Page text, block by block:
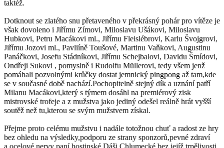
taktéž.
Dotknout se zlatého snu přetaveného v překrásný pohár pro vítěze je
však dovoleno i Jiřímu Zímovi, Miloslavu Ušákovi, Miloslavu
Hubkovi, Petru Macákovi ml., Jiřímu Fleislébrovi, Karlu Švojgrovi,
Jiřímu Jozovi ml., Pavliíně Toušové, Martinu Vaňkovi, Augustinu
Panáčkovi, Josefu Stádníkovi, Jiřímu Schejbalovi, Davidu Šmídovi,
Ondřeji Sukovi , pomyslně i Rudolfu Müllerovi, tedy všem jenž
pomáhali pozvolnými krůčky dostat jemnický pingpong až tam,kde
se v současné době nachází.Pochopitelně stejný dík a uznání patří
Milanu Macákovi,který s týmem dosáhl na premiérový zisk
mistrovské trofeje a z mužstva jako jediný odešel reálně hrát vyšší
soutěž než tu,kterou se svým mužstvem získal.
Přejme proto celému mužstvu i nadále totožnou chuť a radost ze hry
bez ohledu na výsledky,podporu ze strany sponzorů,pevné zdraví
a ocelové nervy paní hostinské Dáši Chlumecké,bez jejíž trpělivosti